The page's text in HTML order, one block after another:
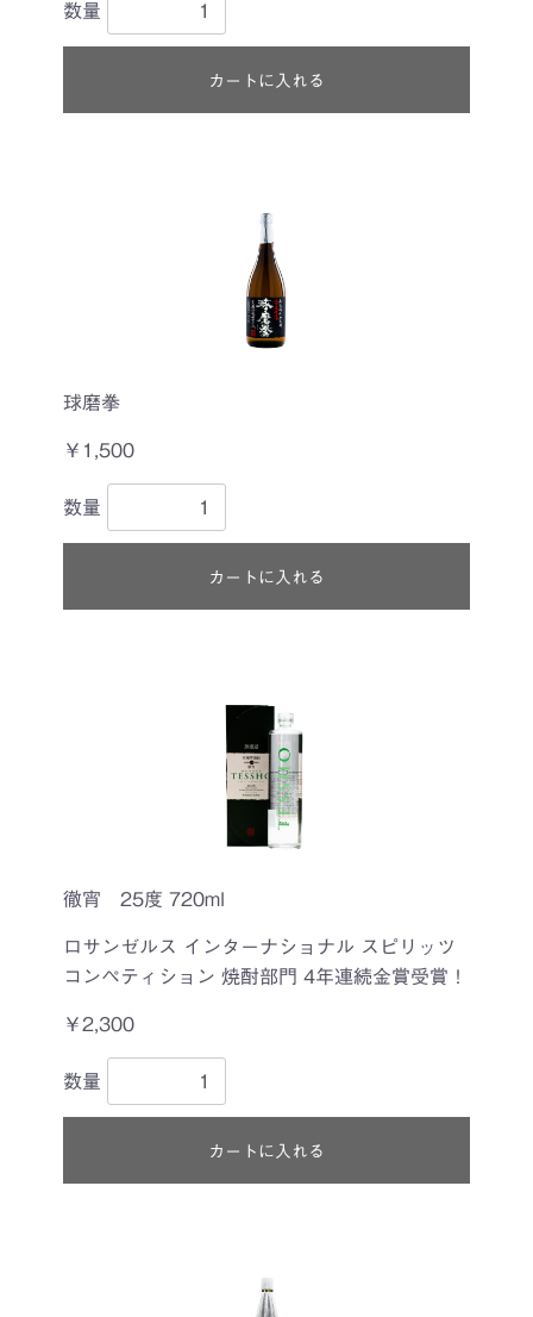
数量
カートに入れる
球磨拳
￥1,500
数量
カートに入れる
徹宵 25度 720ml
ロサンゼルス インターナショナル スピリッツ
コンペティション 焼酎部門 4年連続金賞受賞！
￥2,300
数量
カートに入れる